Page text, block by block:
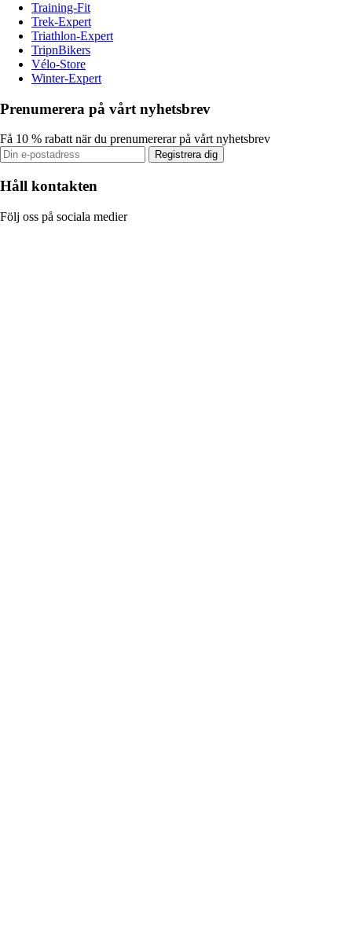
Training-Fit
Trek-Expert
Triathlon-Expert
TripnBikers
Vélo-Store
Winter-Expert
Prenumerera på vårt nyhetsbrev
Få 10 % rabatt när du prenumererar på vårt nyhetsbrev
Registrera dig
Håll kontakten
Följ oss på sociala medier